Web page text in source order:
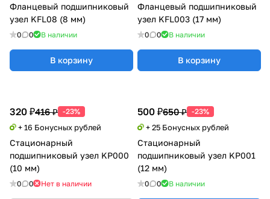
Фланцевый подшипниковый
узел KFL08 (8 мм)
0 0 В наличии
В корзину
Фланцевый подшипниковый
узел KFL003 (17 мм)
0 0 В наличии
В корзину
500 ₽650 ₽ -23%
+ 25 Бонусных рублей
Стационарный
подшипниковый узел KP001
(12 мм)
0 0 В наличии
320 ₽416 ₽ -23%
+ 16 Бонусных рублей
Стационарный
подшипниковый узел KP000
(10 мм)
0 0 Нет в наличии